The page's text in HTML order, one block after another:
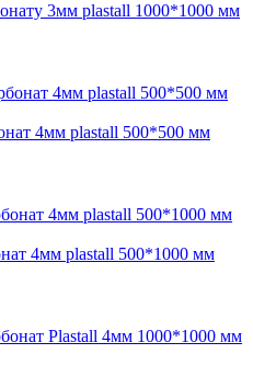
3мм plastall 1000*1000 мм
4мм plastall 500*500 мм
4мм plastall 500*1000 мм